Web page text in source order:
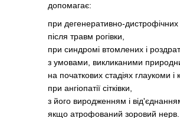
допомагає:
при дегенеративно-дистрофічних
після травм рогівки,
при синдромі втомлених і
з умовами, викликаними
на початкових стадіях глаукоми і
при ангіопатії сітківки,
з його виродженням і
якщо атрофований зоровий нерв.